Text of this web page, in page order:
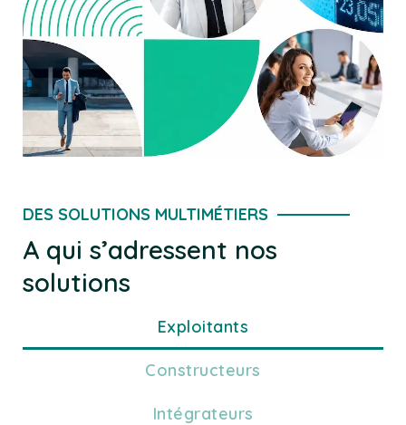
DES SOLUTIONS MULTIMÉTIERS
A qui s’adressent nos
solutions
Exploitants
Constructeurs
Intégrateurs